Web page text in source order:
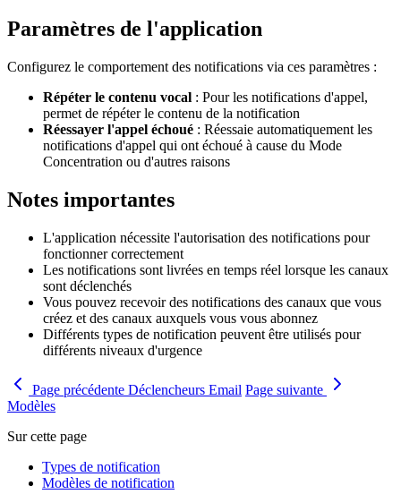
Paramètres de l'application
Configurez le comportement des notifications via ces paramètres :
Répéter le contenu vocal : Pour les notifications d'appel,
permet de répéter le contenu de la notification
Réessayer l'appel échoué : Réessaie automatiquement les
notifications d'appel qui ont échoué à cause du Mode
Concentration ou d'autres raisons
Notes importantes
L'application nécessite l'autorisation des notifications pour
fonctionner correctement
Les notifications sont livrées en temps réel lorsque les canaux
sont déclenchés
Vous pouvez recevoir des notifications des canaux que vous
créez et des canaux auxquels vous vous abonnez
Différents types de notification peuvent être utilisés pour
différents niveaux d'urgence
Page précédente Déclencheurs Email Page suivante
Modèles
Sur cette page
Types de notification
Modèles de notification